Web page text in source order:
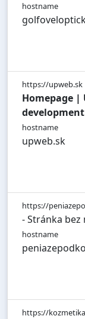
hostname
https://upweb.sk
Homepage |
development
hostname
upweb.sk
https://
- Stránka bez
hostname
https://